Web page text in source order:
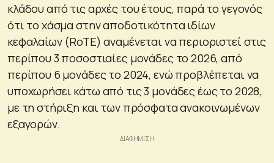
κλάδου από τις αρχές του έτους, παρά το γεγονός
ότι το χάσμα στην αποδοτικότητα ιδίων
κεφαλαίων (RoTE) αναμένεται να περιοριστεί στις
περίπου 3 ποσοστιαίες μονάδες το 2026, από
περίπου 6 μονάδες το 2024, ενώ προβλέπεται να
υποχωρήσει κάτω από τις 3 μονάδες έως το 2028,
με τη στήριξη και των πρόσφατα ανακοινωμένων
εξαγορών.